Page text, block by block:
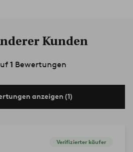
Kunden
1 Bewertungen
anzeigen (1)
Verifizierter käufer